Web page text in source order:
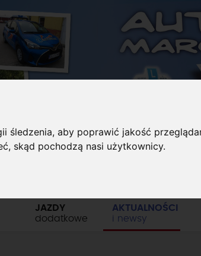
śledzenia, aby poprawić jakość
skąd pochodzą nasi użytkownicy.
JAZDY
dodatkowe
AKTUALNOŚCI
i newsy